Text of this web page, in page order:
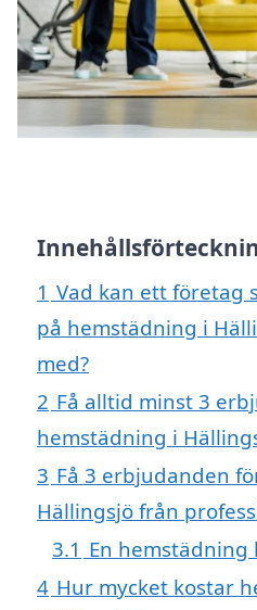
1 Vad kan ett företag
på hemstädning i
med?
2 Få alltid minst 3
hemstädning i
3 Få 3 erbjudanden
Hällingsjö från
3.1 En
4 Hur mycket kostar